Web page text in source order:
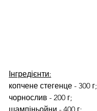
Інгредієнти:
копчене стегенце - 300 г;
чорнослив - 200 г;